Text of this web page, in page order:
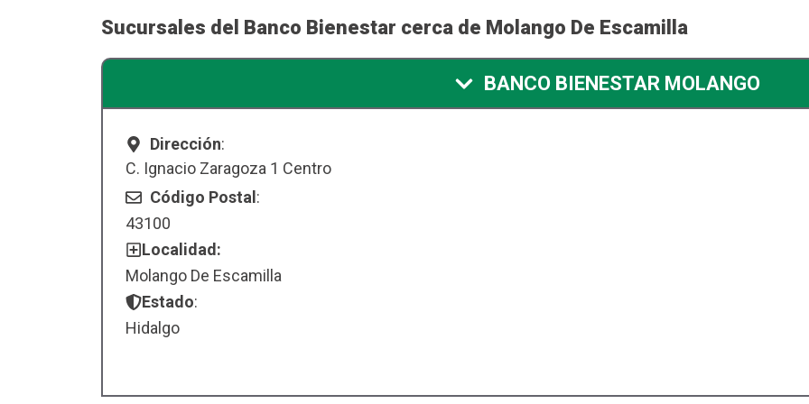
Sucursales del Banco Bienestar cerca de Molango De Escamilla
BANCO BIENESTAR MOLANGO
Dirección:
C. Ignacio Zaragoza 1 Centro
Código Postal :
43100
Localidad:
Molango De Escamilla
Estado:
Hidalgo